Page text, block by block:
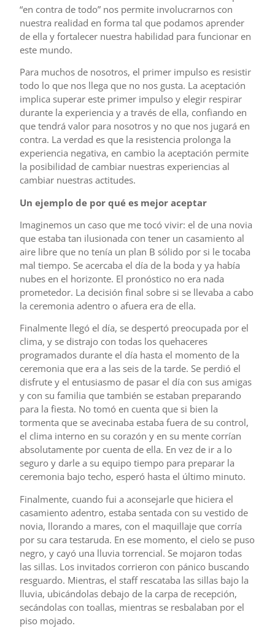
“en contra de todo” nos permite involucrarnos con
nuestra realidad en forma tal que podamos aprender
de ella y fortalecer nuestra habilidad para funcionar en
este mundo.
Para muchos de nosotros, el primer impulso es resistir
todo lo que nos llega que no nos gusta. La aceptación
implica superar este primer impulso y elegir respirar
durante la experiencia y a través de ella, confiando en
que tendrá valor para nosotros y no que nos jugará en
contra. La verdad es que la resistencia prolonga la
experiencia negativa, en cambio la aceptación permite
la posibilidad de cambiar nuestras experiencias al
cambiar nuestras actitudes.
Un ejemplo de por qué es mejor aceptar
Imaginemos un caso que me tocó vivir: el de una novia
que estaba tan ilusionada con tener un casamiento al
aire libre que no tenía un plan B sólido por si le tocaba
mal tiempo. Se acercaba el día de la boda y ya había
nubes en el horizonte. El pronóstico no era nada
prometedor. La decisión final sobre si se llevaba a cabo
la ceremonia adentro o afuera era de ella.
Finalmente llegó el día, se despertó preocupada por el
clima, y se distrajo con todas los quehaceres
programados durante el día hasta el momento de la
ceremonia que era a las seis de la tarde. Se perdió el
disfrute y el entusiasmo de pasar el día con sus amigas
y con su familia que también se estaban preparando
para la fiesta. No tomó en cuenta que si bien la
tormenta que se avecinaba estaba fuera de su control,
el clima interno en su corazón y en su mente corrían
absolutamente por cuenta de ella. En vez de ir a lo
seguro y darle a su equipo tiempo para preparar la
ceremonia bajo techo, esperó hasta el último minuto.
Finalmente, cuando fui a aconsejarle que hiciera el
casamiento adentro, estaba sentada con su vestido de
novia, llorando a mares, con el maquillaje que corría
por su cara testaruda. En ese momento, el cielo se puso
negro, y cayó una lluvia torrencial. Se mojaron todas
las sillas. Los invitados corrieron con pánico buscando
resguardo. Mientras, el staff rescataba las sillas bajo la
lluvia, ubicándolas debajo de la carpa de recepción,
secándolas con toallas, mientras se resbalaban por el
piso mojado.